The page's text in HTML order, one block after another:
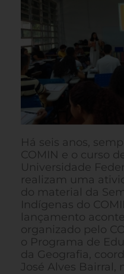
Há seis anos,
COMIN e o curso
Universidade
realizam uma
do material da
Indígenas do
lançamento
organizado pelo
o Programa de
da Geografia,
José Alves Bairral,